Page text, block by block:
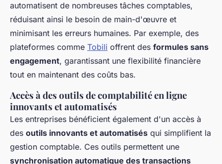
automatisent de nombreuses tâches comptables,
réduisant ainsi le besoin de main-d'œuvre et
minimisant les erreurs humaines. Par exemple, des
plateformes comme Tobili offrent des formules sans
engagement, garantissant une flexibilité financière
tout en maintenant des coûts bas.
Accès à des outils de comptabilité en ligne
innovants et automatisés
Les entreprises bénéficient également d'un accès à
des outils innovants et automatisés qui simplifient la
gestion comptable. Ces outils permettent une
synchronisation automatique des transactions